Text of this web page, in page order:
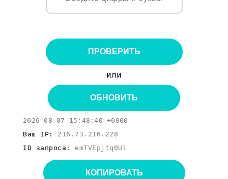
ПРОВЕРИТЬ
или
ОБНОВИТЬ
2026-08-07 15:48:40 +0000
Ваш IP: 216.73.216.228
ID запроса: emTVEpjtq0U1
КОПИРОВАТЬ